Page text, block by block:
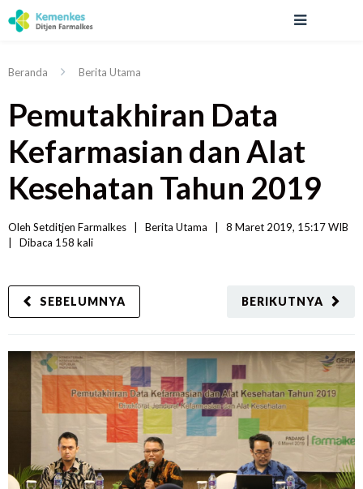
Beranda Berita Utama
Pemutakhiran Data
Kefarmasian dan Alat
Kesehatan Tahun 2019
Oleh Setditjen Farmalkes Berita Utama
Dibaca 158 kali
BERIKUTNYA
SEBELUMNYA